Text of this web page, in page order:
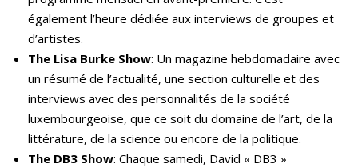
également l’heure dédiée aux interviews de groupes et
d’artistes.
The Lisa Burke Show: Un magazine hebdomadaire avec
un résumé de l’actualité, une section culturelle et des
interviews avec des personnalités de la société
luxembourgeoise, que ce soit du domaine de l’art, de la
littérature, de la science ou encore de la politique.
The DB3 Show: Chaque samedi, David « DB3 »